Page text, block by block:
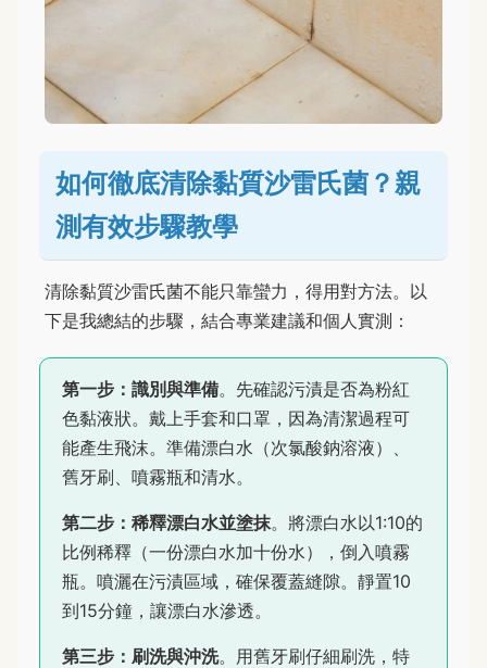
如何徹底清除黏質沙雷氏菌？親
測有效步驟教學
清除黏質沙雷氏菌不能只靠蠻力，得用對方法。以
下是我總結的步驟，結合專業建議和個人實測：
第一步：識別與準備。先確認污漬是否為粉紅
色黏液狀。戴上手套和口罩，因為清潔過程可
能產生飛沫。準備漂白水（次氯酸鈉溶液）、
舊牙刷、噴霧瓶和清水。
第二步：稀釋漂白水並塗抹。將漂白水以1:10的
比例稀釋（一份漂白水加十份水），倒入噴霧
瓶。噴灑在污漬區域，確保覆蓋縫隙。靜置10
到15分鐘，讓漂白水滲透。
第三步：刷洗與沖洗。用舊牙刷仔細刷洗，特